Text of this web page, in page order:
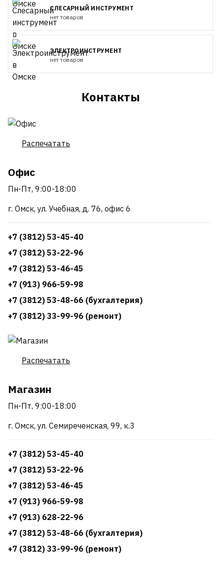
СЛЕСАРНЫЙ ИНСТРУМЕНТ
нет товаров
ЭЛЕКТРОИНСТРУМЕНТ
нет товаров
Контакты
Распечатать
Офис
Пн-Пт, 9:00-18:00
г. Омск, ул. Учебная, д. 76, офис 6
+7 (3812) 53-45-40
+7 (3812) 53-22-96
+7 (3812) 53-46-45
+7 (913) 966-59-98
+7 (3812) 53-48-66 (бухгалтерия)
+7 (3812) 33-99-96 (ремонт)
Распечатать
Магазин
Пн-Пт, 9:00-18:00
г. Омск, ул. Семиреченская, 99, к.3
+7 (3812) 53-45-40
+7 (3812) 53-22-96
+7 (3812) 53-46-45
+7 (913) 966-59-98
+7 (913) 628-22-96
+7 (3812) 53-48-66 (бухгалтерия)
+7 (3812) 33-99-96 (ремонт)